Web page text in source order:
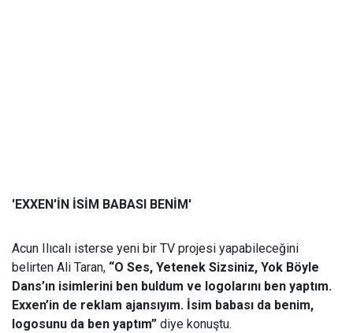
'EXXEN'İN İSİM BABASI BENİM'
Acun Ilıcalı isterse yeni bir TV projesi yapabileceğini
belirten Ali Taran, “O Ses, Yetenek Sizsiniz, Yok Böyle
Dans’ın isimlerini ben buldum ve logolarını ben yaptım.
Exxen’in de reklam ajansıyım. İsim babası da benim,
logosunu da ben yaptım” diye konuştu.